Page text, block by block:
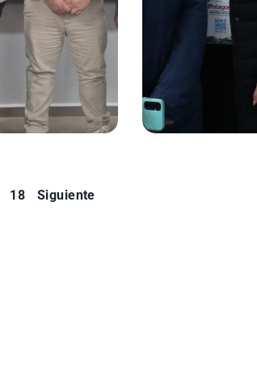
18 Siguiente